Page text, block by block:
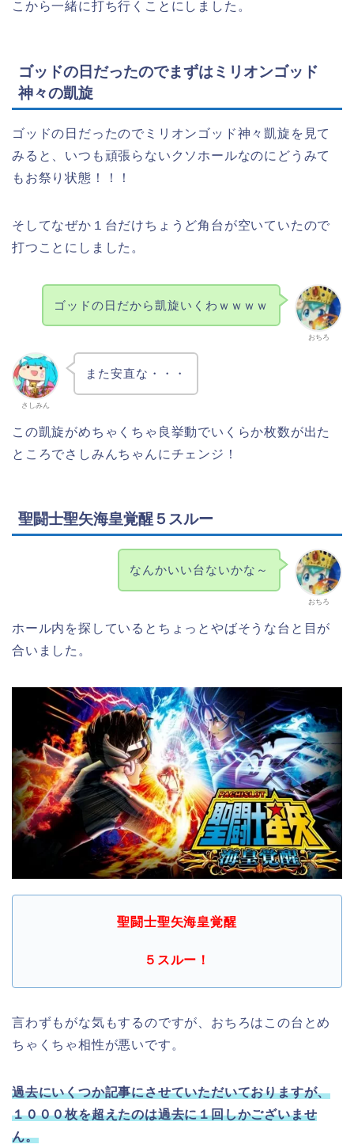
こから一緒に打ち行くことにしました。
ゴッドの日だったのでまずはミリオンゴッド
神々の凱旋
ゴッドの日だったのでミリオンゴッド神々凱旋を見て
みると、いつも頑張らないクソホールなのにどうみて
もお祭り状態！！！
そしてなぜか１台だけちょうど角台が空いていたので
打つことにしました。
おちろ
ゴッドの日だから凱旋いくわｗｗｗｗ
さしみん
また安直な・・・
この凱旋がめちゃくちゃ良挙動でいくらか枚数が出た
ところでさしみんちゃんにチェンジ！
聖闘士聖矢海皇覚醒５スルー
おちろ
なんかいい台ないかな～
ホール内を探しているとちょっとやばそうな台と目が
合いました。
聖闘士聖矢海皇覚醒
５スルー！
言わずもがな気もするのですが、おちろはこの台とめ
ちゃくちゃ相性が悪いです。
過去にいくつか記事にさせていただいておりますが、
１０００枚を超えたのは過去に１回しかございませ
ん。